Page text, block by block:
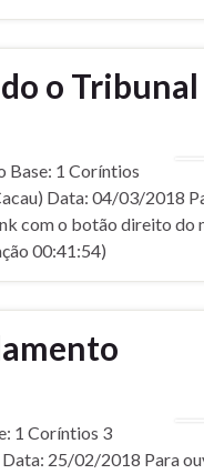
o Tribunal
Base: 1 Corí­ntios
Data: 04/03/2018
com o botão direito do
00:41:54)
1 Corí­ntios 3
25/02/2018 Para